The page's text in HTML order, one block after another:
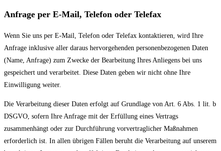
Anfrage per E-Mail, Telefon oder Telefax
Wenn Sie uns per E-Mail, Telefon oder Telefax kontaktieren, wird Ihre
Anfrage inklusive aller daraus hervorgehenden personenbezogenen Daten
(Name, Anfrage) zum Zwecke der Bearbeitung Ihres Anliegens bei uns
gespeichert und verarbeitet. Diese Daten geben wir nicht ohne Ihre
Einwilligung weiter.
Die Verarbeitung dieser Daten erfolgt auf Grundlage von Art. 6 Abs. 1 lit. b
DSGVO, sofern Ihre Anfrage mit der Erfüllung eines Vertrags
zusammenhängt oder zur Durchführung vorvertraglicher Maßnahmen
erforderlich ist. In allen übrigen Fällen beruht die Verarbeitung auf unserem